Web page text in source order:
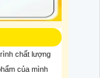
chất lượng
của mình